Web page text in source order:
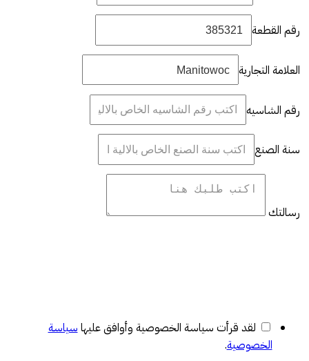
رقم القطعة
العلامة التجارية
رقم الشاسيه
سنة الصنع
رسالتك
لقد قرأت سياسة الخصوصية وأوافق عليها سياسة
الخصوصية.